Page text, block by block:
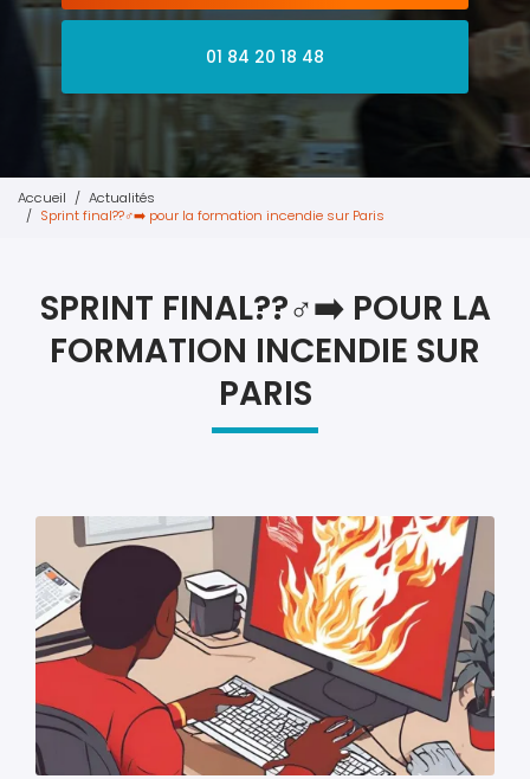
01 84 20 18 48
Accueil
Actualités
Sprint final??‍♂️‍➡️ pour la formation incendie sur Paris
SPRINT FINAL??‍♂️‍➡️ POUR LA
FORMATION INCENDIE SUR
PARIS